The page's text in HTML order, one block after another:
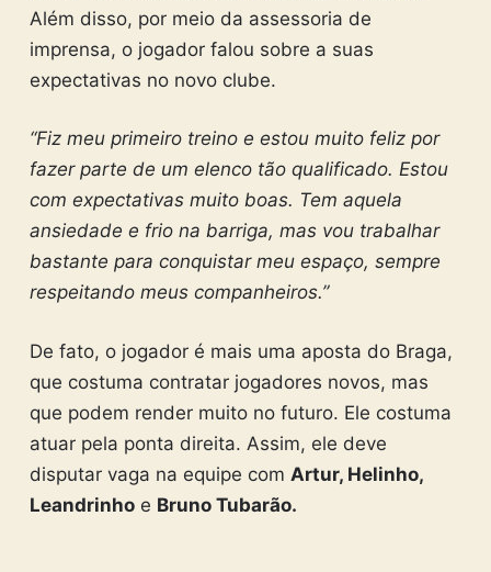
Além disso, por meio da assessoria de
imprensa, o jogador falou sobre a suas
expectativas no novo clube.
“Fiz meu primeiro treino e estou muito feliz por
fazer parte de um elenco tão qualificado. Estou
com expectativas muito boas. Tem aquela
ansiedade e frio na barriga, mas vou trabalhar
bastante para conquistar meu espaço, sempre
respeitando meus companheiros.”
De fato, o jogador é mais uma aposta do Braga,
que costuma contratar jogadores novos, mas
que podem render muito no futuro. Ele costuma
atuar pela ponta direita. Assim, ele deve
disputar vaga na equipe com Artur, Helinho,
Leandrinhoe Bruno Tubarão.